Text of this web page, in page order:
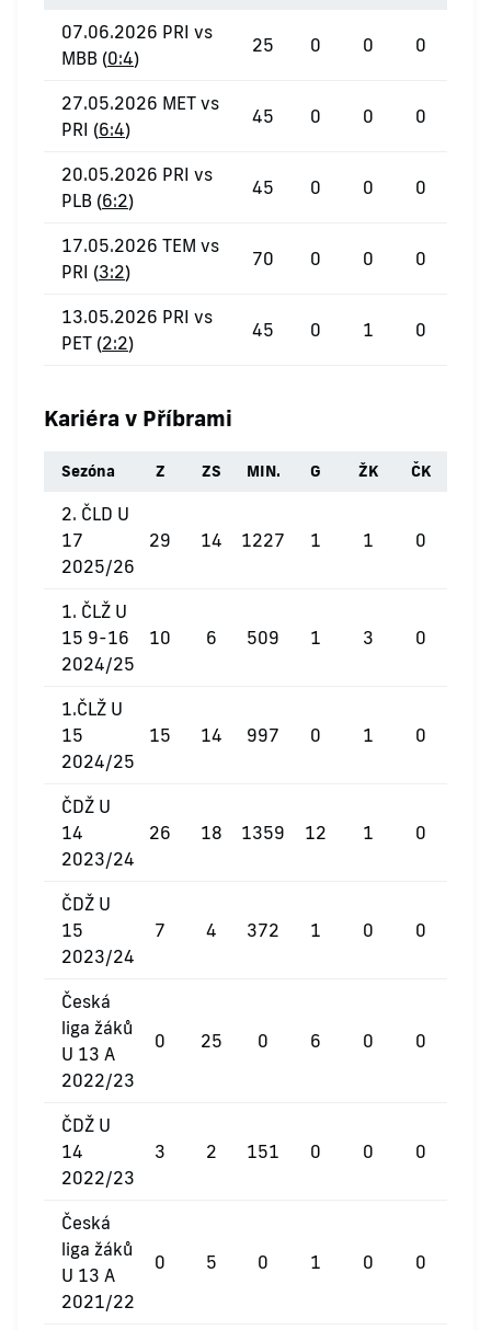
07.06.2026 PRI vs
MBB (0:4)
25 0 0 0
27.05.2026 MET vs
PRI (6:4)
45 0 0 0
20.05.2026 PRI vs
PLB (6:2)
45 0 0 0
17.05.2026 TEM vs
PRI (3:2)
70 0 0 0
13.05.2026 PRI vs
PET (2:2)
45 0 1 0
Kariéra v Příbrami
Sezóna Z ZS MIN. G ŽK ČK
2. ČLD U
17
2025/26
29 14 1227 1 1 0
1. ČLŽ U
15 9-16
2024/25
10 6 509 1 3 0
1.ČLŽ U
15
2024/25
15 14 997 0 1 0
ČDŽ U
14
2023/24
26 18 1359 12 1 0
ČDŽ U
15
2023/24
7 4 372 1 0 0
Česká
liga žáků
U 13 A
2022/23
0 25 0 6 0 0
ČDŽ U
14
2022/23
3 2 151 0 0 0
Česká
liga žáků
U 13 A
2021/22
0 5 0 1 0 0